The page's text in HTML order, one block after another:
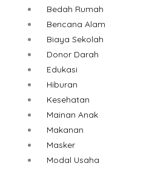
Bedah Rumah
Bencana Alam
Biaya Sekolah
Donor Darah
Edukasi
Hiburan
Kesehatan
Mainan Anak
Makanan
Masker
Modal Usaha